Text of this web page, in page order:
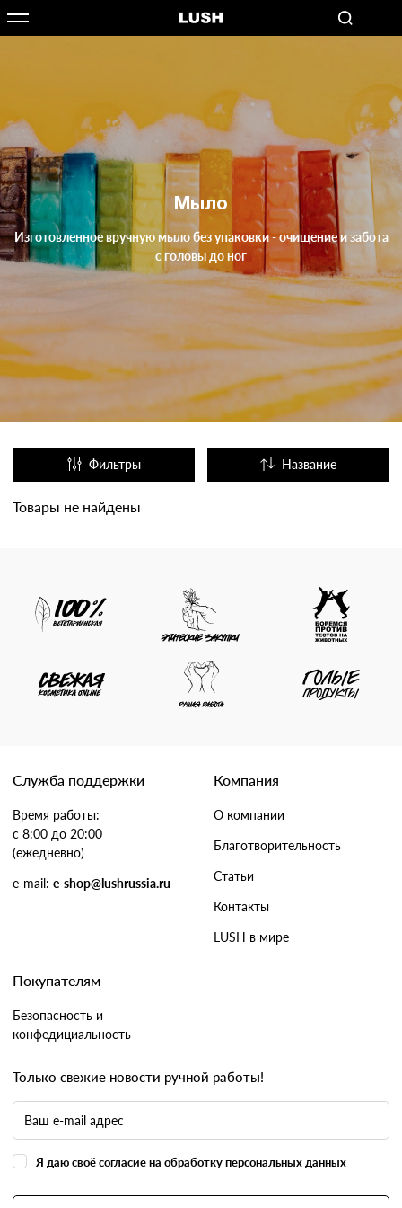
Мыло
Изготовленное вручную мыло без упаковки - очищение и забота
с головы до ног
Фильтры Название
Товары не найдены
Служба поддержки
Время работы:
с 8:00 до 20:00
(ежедневно)
e-mail: e-shop@lushrussia.ru
Компания
О компании
Благотворительность
Статьи
Контакты
LUSH в мире
Покупателям
Безопасность и
конфедициальность
Только свежие новости ручной работы!
Я даю своё согласие на обработку персональных данных